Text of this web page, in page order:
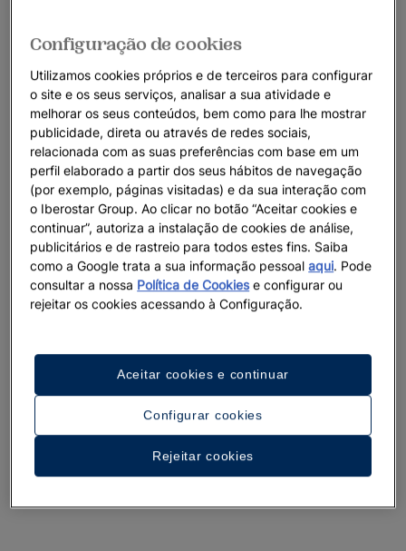
Configuração de cookies
Utilizamos cookies próprios e de terceiros para configurar
o site e os seus serviços, analisar a sua atividade e
melhorar os seus conteúdos, bem como para lhe mostrar
publicidade, direta ou através de redes sociais,
relacionada com as suas preferências com base em um
perfil elaborado a partir dos seus hábitos de navegação
(por exemplo, páginas visitadas) e da sua interação com
o Iberostar Group. Ao clicar no botão “Aceitar cookies e
continuar”, autoriza a instalação de cookies de análise,
publicitários e de rastreio para todos estes fins. Saiba
como a Google trata a sua informação pessoalaqui. Pode
consultar a nossa Política de Cookiese configurar ou
rejeitar os cookies acessando à Configuração.
Configurar cookies
Rejeitar cookies
Aceitar cookies e continuar